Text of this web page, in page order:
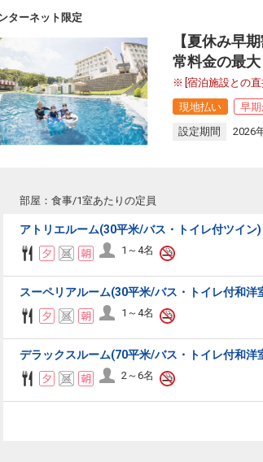
ターネット限定
【夏休み早
常料金の最
[宿泊施設との
現地払い
早
設定期間
2026
部屋：食事/1室あたりの定員
アトリエルーム(30平米/バス・トイレ付ツイン)
1～4名
スーペリアルーム(30平米/バス・トイレ付和洋
1～4名
デラックスルーム(70平米/バス・トイレ付和洋
2～6名